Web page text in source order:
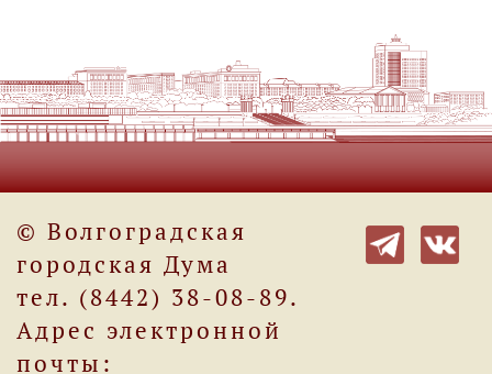
© Волгоградская
городская Дума
тел. (8442) 38-08-89.
Адрес электронной
почты: